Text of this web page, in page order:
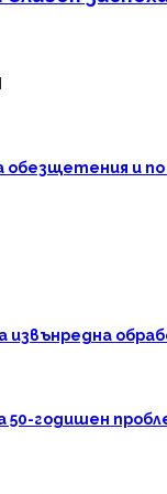
и
извънредна
годишен